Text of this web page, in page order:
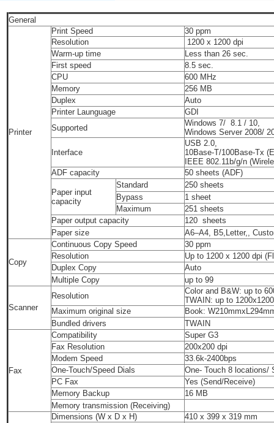
General
Printer
Print Speed
30 ppm
Resolution
1200 x 1200 dpi
Warm-up time
Less than 26 sec.
First speed
8.5 sec.
CPU
600 MHz
Memory
256 MB
Duplex
Auto
Printer Launguage
GDI
Supported
Windows 7/ 8.1 / 10,
Windows Server 2008/
Interface
USB 2.0,
10Base-T/100Base-Tx
IEEE 802.11b/g/n
ADF capacity
50 sheets (ADF)
Paper input
capacity
Standard
250 sheets
Bypass
1 sheet
Maximum
251 sheets
Paper output capacity
120 sheets
Paper size
A6–A4, B5,Letter,,
Copy
Continuous Copy Speed
30 ppm
Resolution
Up to 1200 x 1200 dpi
Duplex Copy
Auto
Multiple Copy
up to 99
Scanner
Resolution
Color and B&W: up to
TWAIN: up to
Maximum original size
Book:
Bundled drivers
TWAIN
Fax
Compatibility
Super G3
Fax Resolution
200x200 dpi
Modem Speed
33.6k-2400bps
One-Touch/Speed Dials
One- Touch 8 locations/
PC Fax
Yes (Send/Receive)
Memory Backup
16 MB
Memory transmission (Receiving)
Dimensions (W x D x H)
410 x 399 x 319 mm